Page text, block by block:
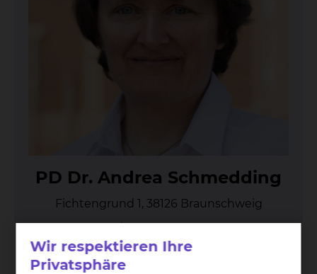
PD Dr. An­drea Schmed­ding
Fichtengrund 1, 38126 Braunschweig
Tel.:+49 531 595 2484
Fax: +49 531 595 2934
Per E-Mail kontaktieren
Wir respektieren Ihre
Privatsphäre